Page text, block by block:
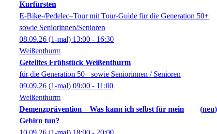
Kurfürsten
E-Bike-/Pedelec–Tour mit Tour-Guide für die Generation 50+
sowie Seniorinnen/Senioren
08.09.26 (1-mal) 13:00 - 16:30
Weißenthurm
Geteiltes Frühstück Weißenthurm
für die Generation 50+ sowie Seniorinnen / Senioren
09.09.26 (1-mal) 09:00 - 11:00
Weißenthurm
Demenzprävention – Was kann ich selbst für mein
Gehirn tun?
neu
10.09.26 (1-mal) 18:00 - 20:00